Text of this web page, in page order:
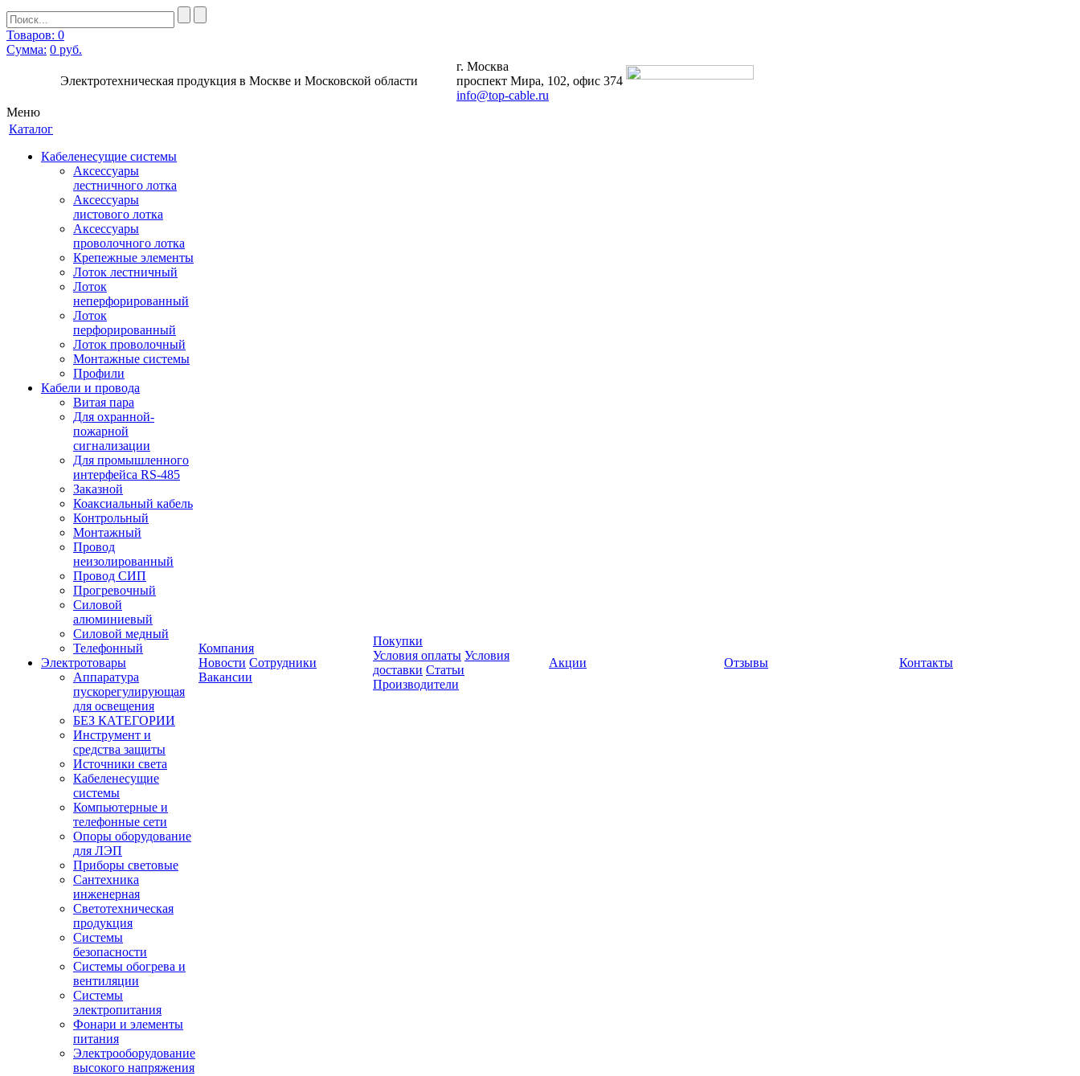
Товаров: 0
Сумма: 0 руб.
Электротехническая продукция в Москве и Московской области
г. Москва
проспект Мира, 102, офис 374
info@top-cable.ru
Меню
Каталог
Кабеленесущие системы
Аксессуары
лестничного лотка
Аксессуары
листового лотка
Аксессуары
проволочного лотка
Крепежные элементы
Лоток лестничный
Лоток
неперфорированный
Лоток
перфорированный
Лоток проволочный
Монтажные системы
Профили
Кабели и провода
Витая пара
Для охранной-
пожарной
сигнализации
Для промышленного
интерфейса RS-485
Заказной
Коаксиальный кабель
Контрольный
Монтажный
Провод
неизолированный
Провод СИП
Прогревочный
Силовой
алюминиевый
Силовой медный
Телефонный
Электротовары
Аппаратура
пускорегулирующая
для освещения
БЕЗ КАТЕГОРИИ
Инструмент и
средства защиты
Источники света
Кабеленесущие
системы
Компьютерные и
телефонные сети
Опоры оборудование
для ЛЭП
Приборы световые
Сантехника
инженерная
Светотехническая
продукция
Системы
безопасности
Системы обогрева и
вентиляции
Системы
электропитания
Фонари и элементы
питания
Электрооборудование
высокого напряжения
Компания
Новости Сотрудники
Вакансии
Покупки
Условия оплаты Условия
доставки Статьи
Производители
Акции Отзывы Контакты